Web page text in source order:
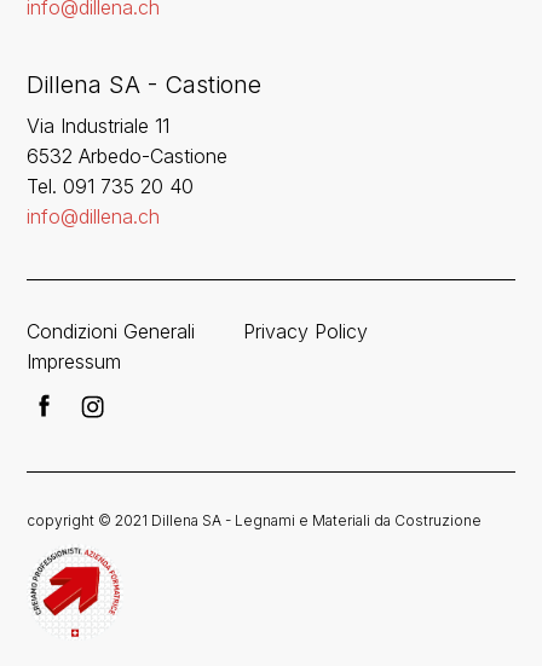
info@dillena.ch
Dillena SA - Castione
Via Industriale 11
6532 Arbedo-Castione
Tel. 091 735 20 40
info@dillena.ch
Condizioni Generali
Privacy Policy
Impressum
copyright © 2021 Dillena SA - Legnami e Materiali da Costruzione